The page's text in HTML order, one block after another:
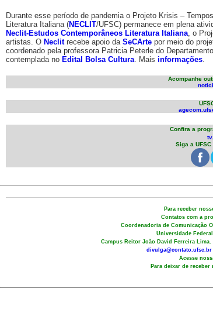
Durante esse período de pandemia o Projeto Krisis –
Literatura Italiana (NECLIT/UFSC) permanece em plena
Neclit-Estudos Contemporâneos Literatura Italiana, o
artistas. O Neclitrecebe apoio da SeCArte por meio do
coordenado pela professora Patricia Peterle do
contemplada no Edital Bolsa Cultura. Mais informações.
Acompanhe
Confira a
Siga a
Para receber
Contatos com a
Coordenadoria de Comunicação
Universidade
Campus Reitor João David Ferreira
divulga@contato.ufsc.br
Acesse
Para deixar de